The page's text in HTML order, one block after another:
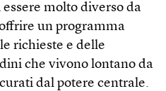
molto diverso da
un programma
richieste e delle
che vivono lontano da
dal potere centrale.